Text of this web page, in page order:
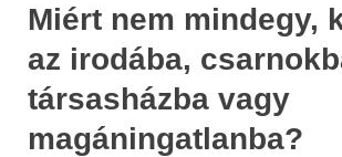
Miért nem mindegy,
az irodába,
társasházba vagy
magáningatlanba?